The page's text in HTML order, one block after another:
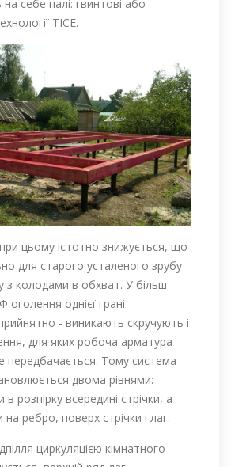
себе палі: гвинтові або
ТІСЕ.
при цьому істотно знижується, що
для старого усталеного зрубу
з колодами в обхват. У більш
однієї грані
- виникають скручують і
для яких робоча арматура
передбачається. Тому система
двома рівнями:
розпірку всередині стрічки, а
ребро, поверх стрічки і лаг.
циркуляцією кімнатного